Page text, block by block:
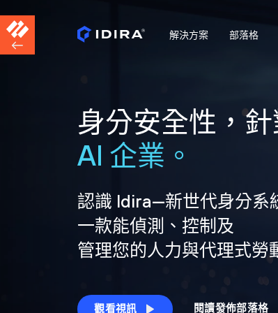
解決方案 部落格
身分安全性，
AI 企業。
認識 Idira—新世代身分系
一款能偵測、控制及
管理您的人力與代理式勞
觀看視訊 閱讀發佈部落格